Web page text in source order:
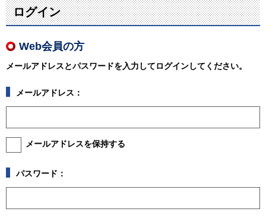
ログイン
Web会員の方
メールアドレスとパスワードを入力してログインしてください。
メールアドレス：
メールアドレスを保持する
パスワード：